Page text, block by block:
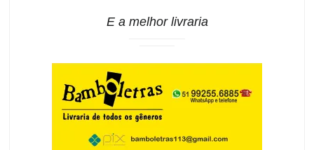
E a melhor livraria